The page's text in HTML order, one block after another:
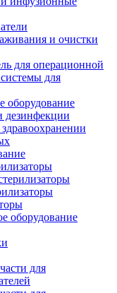
и очистки
для операционной
для
оборудование
дезинфекции
оборудование
для